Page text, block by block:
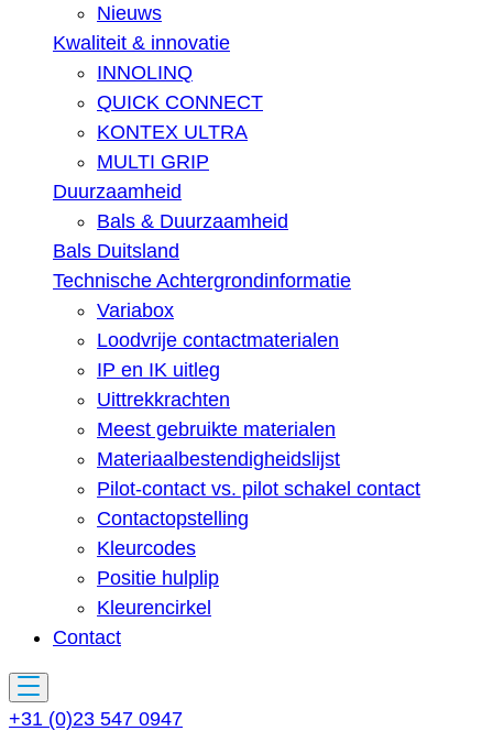
Nieuws
Kwaliteit & innovatie
INNOLINQ
QUICK CONNECT
KONTEX ULTRA
MULTI GRIP
Duurzaamheid
Bals & Duurzaamheid
Bals Duitsland
Technische Achtergrondinformatie
Variabox
Loodvrije contactmaterialen
IP en IK uitleg
Uittrekkrachten
Meest gebruikte materialen
Materiaalbestendigheidslijst
Pilot-contact vs. pilot schakel contact
Contactopstelling
Kleurcodes
Positie hulplip
Kleurencirkel
Contact
+31 (0)23 547 0947